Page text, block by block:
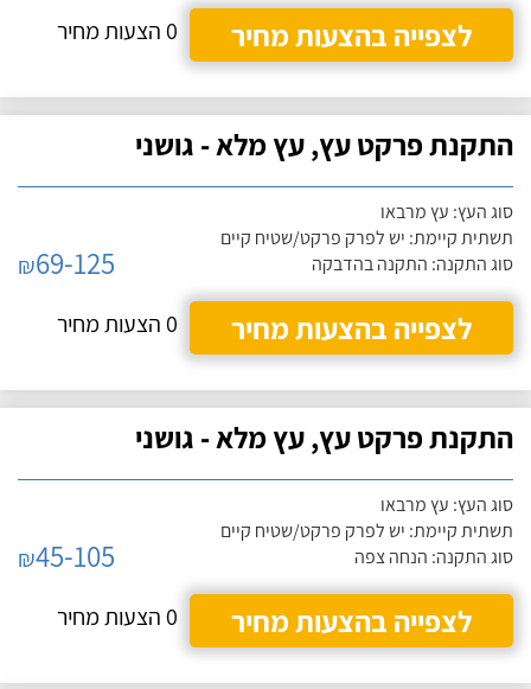
לצפייה בהצעות מחיר
0 הצעות מחיר
התקנת פרקט עץ, עץ מלא - גושני
סוג העץ: עץ מרבאו
תשתית קיימת: יש לפרק פרקט/שטיח קיים
סוג התקנה: התקנה בהדבקה
₪69-125
לצפייה בהצעות מחיר
0 הצעות מחיר
התקנת פרקט עץ, עץ מלא - גושני
סוג העץ: עץ מרבאו
תשתית קיימת: יש לפרק פרקט/שטיח קיים
סוג התקנה: הנחה צפה
₪45-105
לצפייה בהצעות מחיר
0 הצעות מחיר